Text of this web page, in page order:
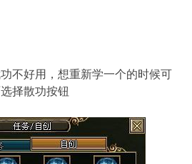
不好用，想重新学一个的时候可
择散功按钮